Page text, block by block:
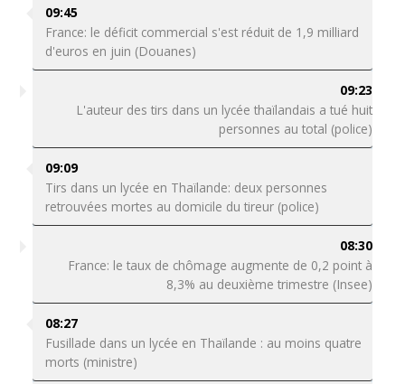
09:45
France: le déficit commercial s'est réduit de 1,9 milliard
d'euros en juin (Douanes)
09:23
L'auteur des tirs dans un lycée thaïlandais a tué huit
personnes au total (police)
09:09
Tirs dans un lycée en Thaïlande: deux personnes
retrouvées mortes au domicile du tireur (police)
08:30
France: le taux de chômage augmente de 0,2 point à
8,3% au deuxième trimestre (Insee)
08:27
Fusillade dans un lycée en Thaïlande : au moins quatre
morts (ministre)